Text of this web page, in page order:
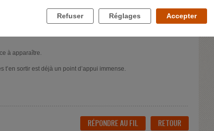
qui s’est installé progressivement. Et ce système peut se
: prendre un rendez-vous quelque part. Même si tu n’es pas
à apparaître.
t’en sortir est déjà un point d’appui immense.
RÉPONDRE AU FIL RETOUR
Refuser Réglages Accepter